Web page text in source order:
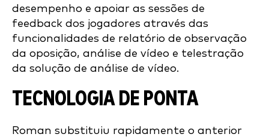
desempenho e apoiar as sessões de
feedback dos jogadores através das
funcionalidades de relatório de observação
da oposição, análise de vídeo e telestração
da solução de análise de vídeo.
TECNOLOGIA DE PONTA
Roman substituiu rapidamente o anterior